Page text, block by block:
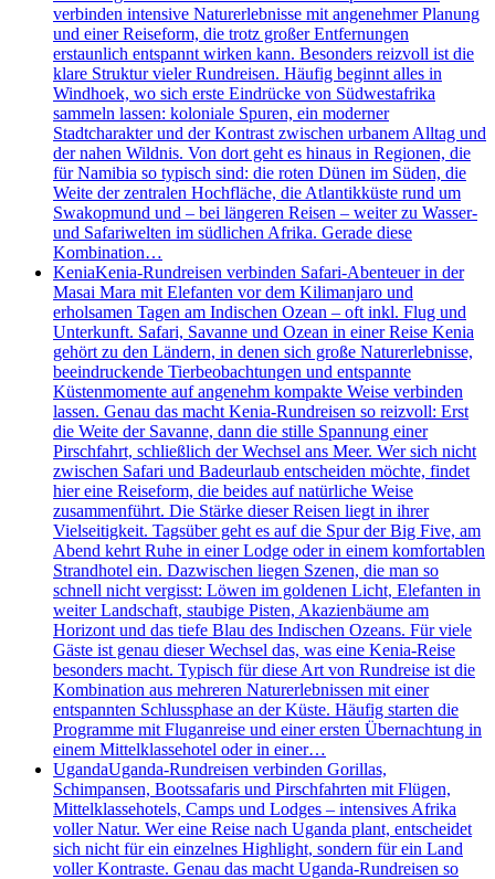
verbinden intensive Naturerlebnisse mit angenehmer Planung
und einer Reiseform, die trotz großer Entfernungen
erstaunlich entspannt wirken kann. Besonders reizvoll ist die
klare Struktur vieler Rundreisen. Häufig beginnt alles in
Windhoek, wo sich erste Eindrücke von Südwestafrika
sammeln lassen: koloniale Spuren, ein moderner
Stadtcharakter und der Kontrast zwischen urbanem Alltag und
der nahen Wildnis. Von dort geht es hinaus in Regionen, die
für Namibia so typisch sind: die roten Dünen im Süden, die
Weite der zentralen Hochfläche, die Atlantikküste rund um
Swakopmund und – bei längeren Reisen – weiter zu Wasser-
und Safariwelten im südlichen Afrika. Gerade diese
Kombination…
KeniaKenia-Rundreisen verbinden Safari-Abenteuer in der
Masai Mara mit Elefanten vor dem Kilimanjaro und
erholsamen Tagen am Indischen Ozean – oft inkl. Flug und
Unterkunft. Safari, Savanne und Ozean in einer Reise Kenia
gehört zu den Ländern, in denen sich große Naturerlebnisse,
beeindruckende Tierbeobachtungen und entspannte
Küstenmomente auf angenehm kompakte Weise verbinden
lassen. Genau das macht Kenia-Rundreisen so reizvoll: Erst
die Weite der Savanne, dann die stille Spannung einer
Pirschfahrt, schließlich der Wechsel ans Meer. Wer sich nicht
zwischen Safari und Badeurlaub entscheiden möchte, findet
hier eine Reiseform, die beides auf natürliche Weise
zusammenführt. Die Stärke dieser Reisen liegt in ihrer
Vielseitigkeit. Tagsüber geht es auf die Spur der Big Five, am
Abend kehrt Ruhe in einer Lodge oder in einem komfortablen
Strandhotel ein. Dazwischen liegen Szenen, die man so
schnell nicht vergisst: Löwen im goldenen Licht, Elefanten in
weiter Landschaft, staubige Pisten, Akazienbäume am
Horizont und das tiefe Blau des Indischen Ozeans. Für viele
Gäste ist genau dieser Wechsel das, was eine Kenia-Reise
besonders macht. Typisch für diese Art von Rundreise ist die
Kombination aus mehreren Naturerlebnissen mit einer
entspannten Schlussphase an der Küste. Häufig starten die
Programme mit Fluganreise und einer ersten Übernachtung in
einem Mittelklassehotel oder in einer…
UgandaUganda-Rundreisen verbinden Gorillas,
Schimpansen, Bootssafaris und Pirschfahrten mit Flügen,
Mittelklassehotels, Camps und Lodges – intensives Afrika
voller Natur. Wer eine Reise nach Uganda plant, entscheidet
sich nicht für ein einzelnes Highlight, sondern für ein Land
voller Kontraste. Genau das macht Uganda-Rundreisen so